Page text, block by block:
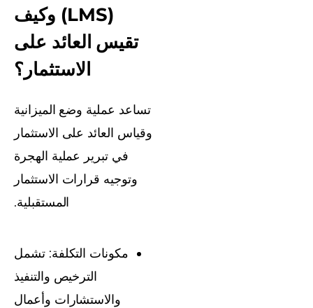
(LMS) وكيف
تقيس العائد على
الاستثمار؟
تساعد عملية وضع الميزانية
وقياس العائد على الاستثمار
في تبرير عملية الهجرة
وتوجيه قرارات الاستثمار
المستقبلية.
مكونات التكلفة: تشمل
الترخيص والتنفيذ
والاستشارات وأعمال